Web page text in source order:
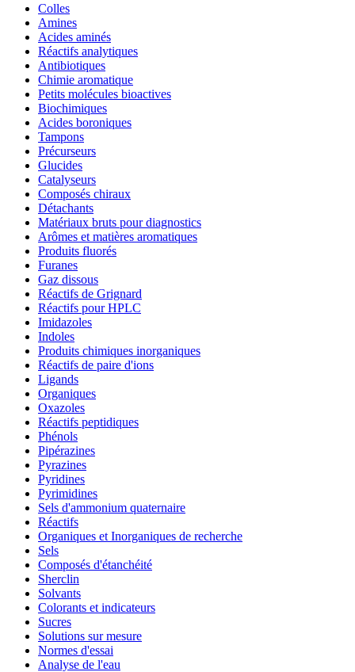
Colles
Amines
Acides aminés
Réactifs analytiques
Antibiotiques
Chimie aromatique
Petits molécules bioactives
Biochimiques
Acides boroniques
Tampons
Précurseurs
Glucides
Catalyseurs
Composés chiraux
Détachants
Matériaux bruts pour diagnostics
Arômes et matières aromatiques
Produits fluorés
Furanes
Gaz dissous
Réactifs de Grignard
Réactifs pour HPLC
Imidazoles
Indoles
Produits chimiques inorganiques
Réactifs de paire d'ions
Ligands
Organiques
Oxazoles
Réactifs peptidiques
Phénols
Pipérazines
Pyrazines
Pyridines
Pyrimidines
Sels d'ammonium quaternaire
Réactifs
Organiques et Inorganiques de recherche
Sels
Composés d'étanchéité
Sherclin
Solvants
Colorants et indicateurs
Sucres
Solutions sur mesure
Normes d'essai
Analyse de l'eau